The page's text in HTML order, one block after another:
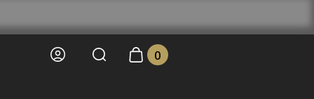
0